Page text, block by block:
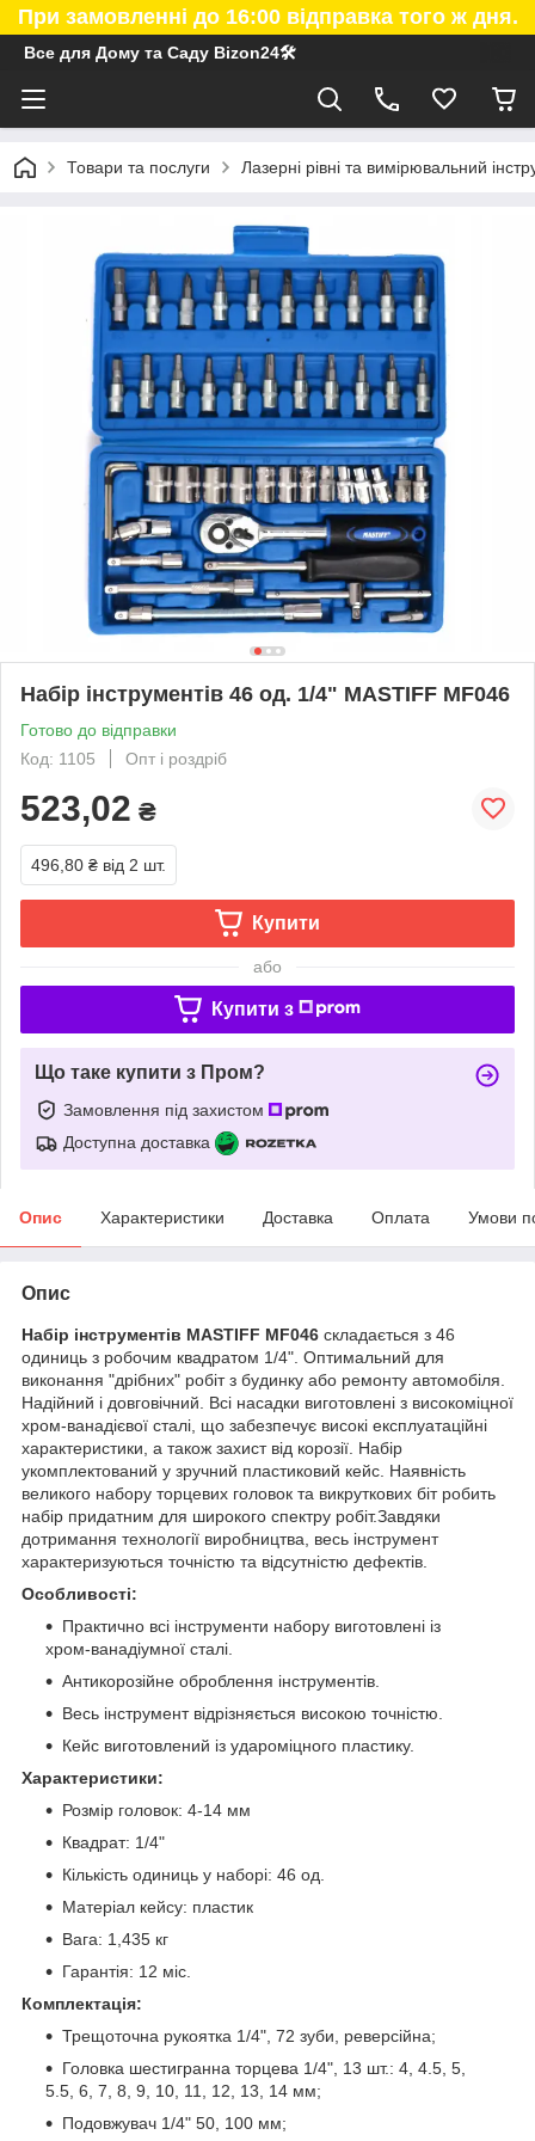
При замовленні до 16:00 відправка того ж дня.
Все для Дому та Саду Bizon24🛠
Товари та послуги Лазерні рівні та вимірювальний
Набір інструментів 46 од. 1/4" MASTIFF MF046
Готово до відправки
Код: 1105
Опт і роздріб
523,02 ₴
496,80 ₴ від 2 шт.
Купити
або
Купити з
Що таке купити з Пром?
Замовлення під захистом
Доступна доставка
Опис Характеристики Доставка Оплата Умови
Опис
Набір інструментів MASTIFF MF046 складається з 46
одиниць з робочим квадратом 1/4". Оптимальний для
виконання "дрібних" робіт з будинку або ремонту автомобіля.
Надійний і довговічний. Всі насадки виготовлені з високоміцної
хром-ванадієвої сталі, що забезпечує високі експлуатаційні
характеристики, а також захист від корозії. Набір
укомплектований у зручний пластиковий кейс. Наявність
великого набору торцевих головок та викруткових біт робить
набір придатним для широкого спектру робіт.Завдяки
дотримання технології виробництва, весь інструмент
характеризуються точністю та відсутністю дефектів.
Особливості:
Практично всі інструменти набору виготовлені із
хром-ванадіумної сталі.
Антикорозійне оброблення інструментів.
Весь інструмент відрізняється високою точністю.
Кейс виготовлений із удароміцного пластику.
Характеристики:
Розмір головок: 4-14 мм
Квадрат: 1/4"
Кількість одиниць у наборі: 46 од.
Матеріал кейсу: пластик
Вага: 1,435 кг
Гарантія: 12 міс.
Комплектація:
Трещоточна рукоятка 1/4", 72 зуби, реверсійна;
Головка шестигранна торцева 1/4", 13 шт.: 4, 4.5, 5,
5.5, 6, 7, 8, 9, 10, 11, 12, 13, 14 мм;
Подовжувач 1/4" 50, 100 мм;